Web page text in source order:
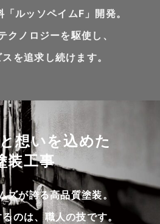
ルッソペイムF」開発。
クノロジーを駆使し、
を追求し続けます。
想いを込めた
装工事
ズが誇る高品質塗装。
のは、職人の技です。